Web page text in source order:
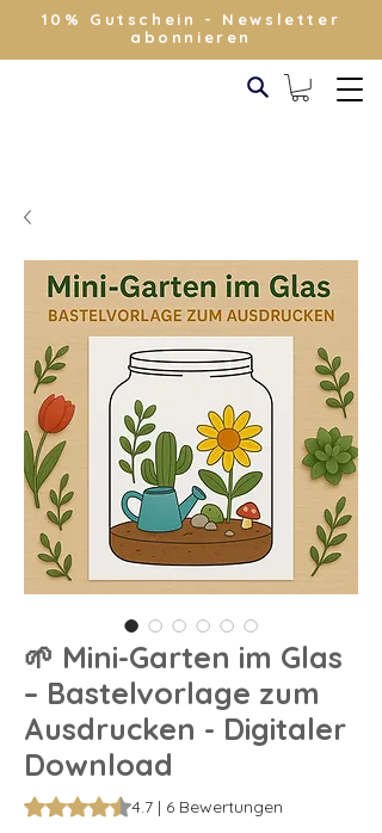
10% Gutschein - Newsletter
abonnieren
🌱 Mini-Garten im Glas
– Bastelvorlage zum
Ausdrucken - Digitaler
Download
Das Rating beträgt 4.7 von fünf Sternen,
4.7 | 6 Bewertungen